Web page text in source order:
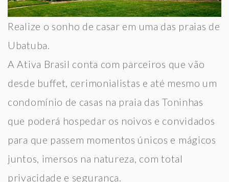
Realize o sonho de casar em uma das praias de
Ubatuba.
A Ativa Brasil conta com parceiros que vão
desde buffet, cerimonialistas e até mesmo um
condomínio de casas na praia das Toninhas
que poderá hospedar os noivos e convidados
para que passem momentos únicos e mágicos
juntos, imersos na natureza, com total
privacidade e segurança.